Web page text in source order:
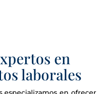
en
laborales